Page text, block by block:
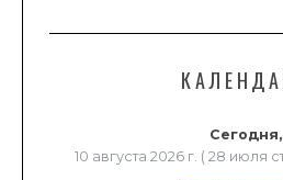
Сегодня,
10 августа 2026 г. ( 28 июля